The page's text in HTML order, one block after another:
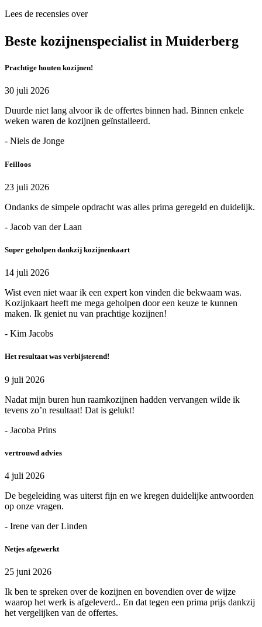
Lees de recensies over
Beste kozijnenspecialist in Muiderberg
Prachtige houten kozijnen!
30 juli 2026
Duurde niet lang alvoor ik de offertes binnen had. Binnen enkele
weken waren de kozijnen geïnstalleerd.
- Niels de Jonge
Feilloos
23 juli 2026
Ondanks de simpele opdracht was alles prima geregeld en duidelijk.
- Jacob van der Laan
Super geholpen dankzij kozijnenkaart
14 juli 2026
Wist even niet waar ik een expert kon vinden die bekwaam was.
Kozijnkaart heeft me mega geholpen door een keuze te kunnen
maken. Ik geniet nu van prachtige kozijnen!
- Kim Jacobs
Het resultaat was verbijsterend!
9 juli 2026
Nadat mijn buren hun raamkozijnen hadden vervangen wilde ik
tevens zo’n resultaat! Dat is gelukt!
- Jacoba Prins
vertrouwd advies
4 juli 2026
De begeleiding was uiterst fijn en we kregen duidelijke antwoorden
op onze vragen.
- Irene van der Linden
Netjes afgewerkt
25 juni 2026
Ik ben te spreken over de kozijnen en bovendien over de wijze
waarop het werk is afgeleverd.. En dat tegen een prima prijs dankzij
het vergelijken van de offertes.